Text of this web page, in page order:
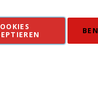
Kontakt
in EUR, Angebot